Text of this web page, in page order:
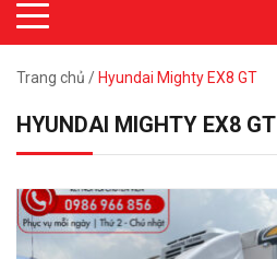
Trang chủ / Hyundai Mighty EX8 GT
HYUNDAI MIGHTY EX8 GT